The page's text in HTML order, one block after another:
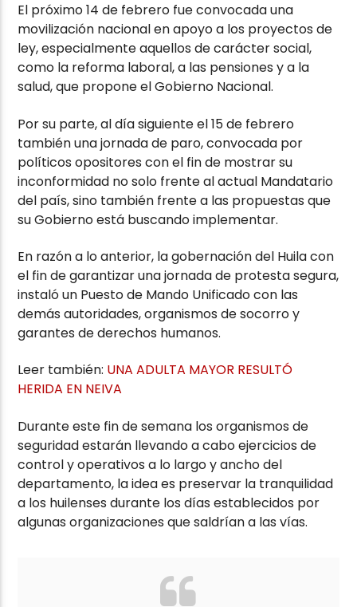
El próximo 14 de febrero fue convocada una
movilización nacional en apoyo a los proyectos de
ley, especialmente aquellos de carácter social,
como la reforma laboral, a las pensiones y a la
salud, que propone el Gobierno Nacional.
Por su parte, al día siguiente el 15 de febrero
también una jornada de paro, convocada por
políticos opositores con el fin de mostrar su
inconformidad no solo frente al actual Mandatario
del país, sino también frente a las propuestas que
su Gobierno está buscando implementar.
En razón a lo anterior, la gobernación del Huila con
el fin de garantizar una jornada de protesta segura,
instaló un Puesto de Mando Unificado con las
demás autoridades, organismos de socorro y
garantes de derechos humanos.
Leer también: UNA ADULTA MAYOR RESULTÓ
HERIDA EN NEIVA
Durante este fin de semana los organismos de
seguridad estarán llevando a cabo ejercicios de
control y operativos a lo largo y ancho del
departamento, la idea es preservar la tranquilidad
a los huilenses durante los días establecidos por
algunas organizaciones que saldrían a las vías.